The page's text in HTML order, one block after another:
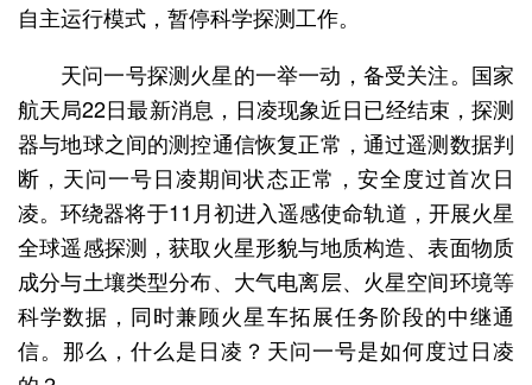
自主运行模式，暂停科学探测工作。
天问一号探测火星的一举一动，备受关注。国家
航天局22日最新消息，日凌现象近日已经结束，探测
器与地球之间的测控通信恢复正常，通过遥测数据判
断，天问一号日凌期间状态正常，安全度过首次日
凌。环绕器将于11月初进入遥感使命轨道，开展火星
全球遥感探测，获取火星形貌与地质构造、表面物质
成分与土壤类型分布、大气电离层、火星空间环境等
科学数据，同时兼顾火星车拓展任务阶段的中继通
信。那么，什么是日凌？天问一号是如何度过日凌